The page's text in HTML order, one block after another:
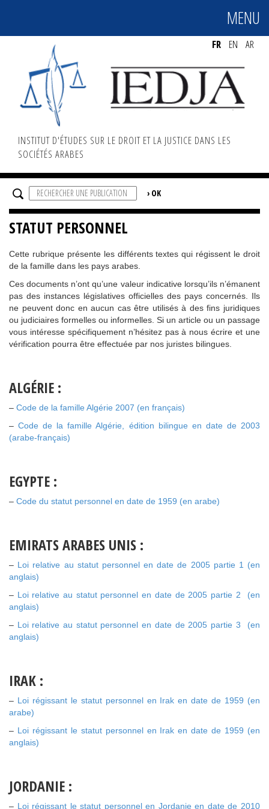
MENU
FR EN AR
INSTITUT D'ÉTUDES SUR LE DROIT ET LA JUSTICE DANS LES
SOCIÉTÉS ARABES
STATUT PERSONNEL
Cette rubrique présente les différents textes qui régissent le droit
de la famille dans les pays arabes.
Ces documents n’ont qu’une valeur indicative lorsqu’ils n’émanent
pas des instances législatives officielles des pays concernés. Ils
ne peuvent donc en aucun cas être utilisés à des fins juridiques
ou judiciaires formelles ou informelles. Si un article ou un passage
vous intéresse spécifiquement n’hésitez pas à nous écrire et une
vérification pourra être effectuée par nos juristes bilingues.
ALGÉRIE :
– Code de la famille Algérie 2007 (en français)
–Code de la famille Algérie, édition bilingue en date de 2003
(arabe-français)
EGYPTE :
– Code du statut personnel en date de 1959 (en arabe)
EMIRATS ARABES UNIS :
– Loi relative au statut personnel en date de 2005 partie 1 (en
anglais)
– Loi relative au statut personnel en date de 2005 partie 2 (en
anglais)
– Loi relative au statut personnel en date de 2005 partie 3 (en
anglais)
IRAK :
– Loi régissant le statut personnel en Irak en date de 1959 (en
arabe)
– Loi régissant le statut personnel en Irak en date de 1959 (en
anglais)
JORDANIE :
– Loi régissant le statut personnel en Jordanie en date de 2010